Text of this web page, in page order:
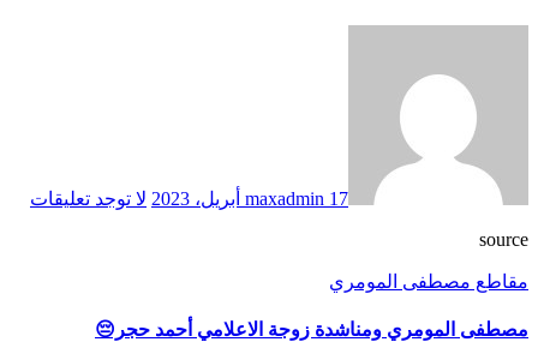
maxadmin 17 أبريل، 2023
لا توجد تعليقات
source
مقاطع مصطفى المومري
مصطفى المومري ومناشدة زوجة الاعلامي أحمد حجر😔